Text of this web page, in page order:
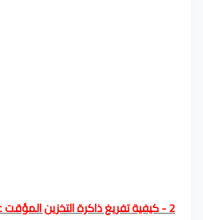
2 - كيفية تفريغ ذاكرة التخزين المؤقت على App Store